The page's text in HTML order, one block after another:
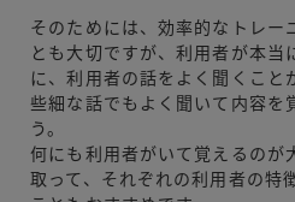
そのためには、効率的なトレー
とも大切ですが、利用者が本当
に、利用者の話をよく聞くこと
些細な話でもよく聞いて内容を
う。
何にも利用者がいて覚えるのが
取って、それぞれの利用者の特